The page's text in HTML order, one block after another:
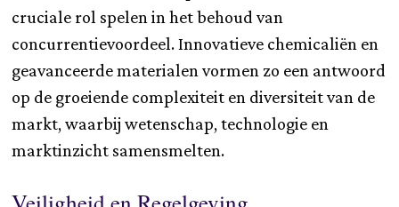
cruciale rol spelen in het behoud van
concurrentievoordeel. Innovatieve chemicaliën en
geavanceerde materialen vormen zo een antwoord
op de groeiende complexiteit en diversiteit van de
markt, waarbij wetenschap, technologie en
marktinzicht samensmelten.